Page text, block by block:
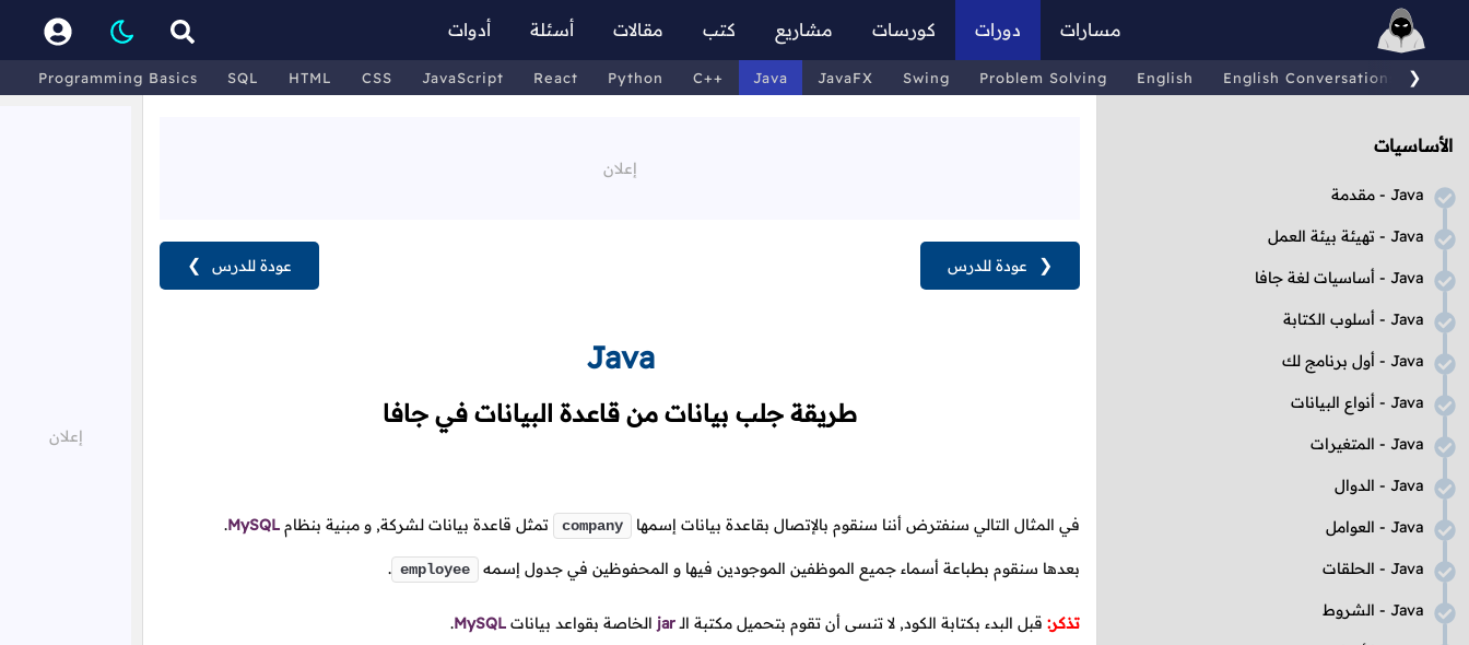
مسارات دورات كورسات مشاريع كتب مقالات أسئلة أدوات
Programming Basics SQL HTML CSS JavaScript React Python C++ Java JavaFX Swing Problem Solving English English Conversations ❯
الأساسيات
Java - مقدمة
Java - تهيئة بيئة العمل
Java - أساسيات لغة جافا
Java - أسلوب الكتابة
Java - أول برنامج لك
Java - أنواع البيانات
Java - المتغيرات
Java - الدوال
Java - العوامل
Java - الحلقات
Java - الشروط
عودة للدرس ❯ ❮ عودة للدرس
Java
طريقة جلب بيانات من قاعدة البيانات في جافا
في المثال التالي سنفترض أننا سنقوم بالإتصال بقاعدة بيانات إسمها company تمثل قاعدة بيانات لشركة, و مبنية بنظام MySQL
.
بعدها سنقوم بطباعة أسماء جميع الموظفين الموجودين فيها و المحفوظين في جدول إسمه employee
.
تذكر: قبل البدء بكتابة الكود, لا تنسى أن تقوم بتحميل مكتبة الـjar الخاصة بقواعد بيانات MySQL
.